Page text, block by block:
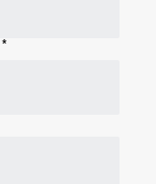
*